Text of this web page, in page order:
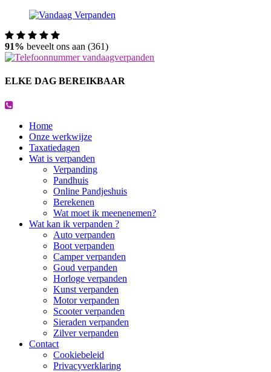
91% beveelt ons aan (361)
ELKE DAG BEREIKBAAR
Home
Onze werkwijze
Taxatiedagen
Wat is verpanden
Verpanding
Pandhuis
Online Pandjeshuis
Berekenen
Wat moet ik meenenemen?
Wat kan ik verpanden ?
Auto verpanden
Boot verpanden
Camper verpanden
Goud verpanden
Horloge verpanden
Kunst verpanden
Motor verpanden
Scooter verpanden
Sieraden verpanden
Zilver verpanden
Contact
Cookiebeleid
Privacyverklaring